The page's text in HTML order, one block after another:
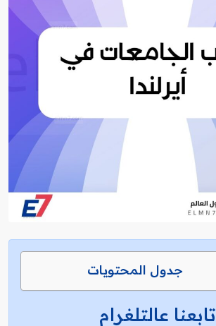
جدول المحتويات
تابعنا عالتلغرام